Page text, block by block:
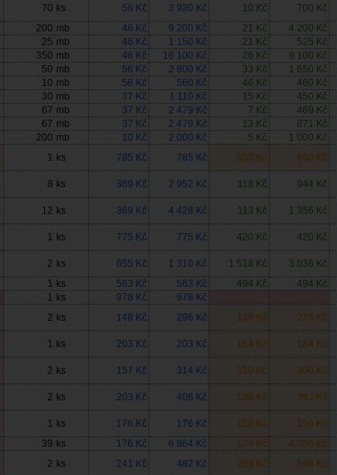
70 ks 56 Kč 3 920 Kč 10 Kč 700 Kč
200 mb 46 Kč 9 200 Kč 21 Kč 4 200 Kč
25 mb 46 Kč 1 150 Kč 21 Kč 525 Kč
350 mb 46 Kč 16 100 Kč 26 Kč 9 100 Kč
50 mb 56 Kč 2 800 Kč 33 Kč 1 650 Kč
10 mb 56 Kč 560 Kč 46 Kč 460 Kč
30 mb 37 Kč 1 110 Kč 15 Kč 450 Kč
67 mb 37 Kč 2 479 Kč 7 Kč 469 Kč
67 mb 37 Kč 2 479 Kč 13 Kč 871 Kč
200 mb 10 Kč 2 000 Kč 5 Kč 1 000 Kč
1 ks 785 Kč 785 Kč 690 Kč 690 Kč
8 ks 369 Kč 2 952 Kč 118 Kč 944 Kč
12 ks 369 Kč 4 428 Kč 113 Kč 1 356 Kč
1 ks 775 Kč 775 Kč 420 Kč 420 Kč
2 ks 655 Kč 1 310 Kč 1 518 Kč 3 036 Kč
1 ks 563 Kč 563 Kč 494 Kč 494 Kč
1 ks 978 Kč 978 Kč
2 ks 148 Kč 296 Kč 138 Kč 276 Kč
1 ks 203 Kč 203 Kč 184 Kč 184 Kč
2 ks 157 Kč 314 Kč 150 Kč 300 Kč
2 ks 203 Kč 406 Kč 196 Kč 392 Kč
1 ks 176 Kč 176 Kč 150 Kč 150 Kč
39 ks 176 Kč 6 864 Kč 104 Kč 4 056 Kč
2 ks 241 Kč 482 Kč 299 Kč 598 Kč